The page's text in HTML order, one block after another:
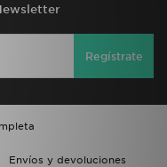
Regístrate
Envíos y devoluciones